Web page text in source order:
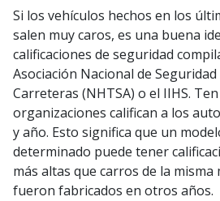
Si los vehículos hechos en los
salen muy caros, es una buena
calificaciones de seguridad
Asociación Nacional de
Carreteras (NHTSA) o el IIHS.
organizaciones califican a los
y año. Esto significa que un
determinado puede tener
más altas que carros de la misma
fueron fabricados en otros años.